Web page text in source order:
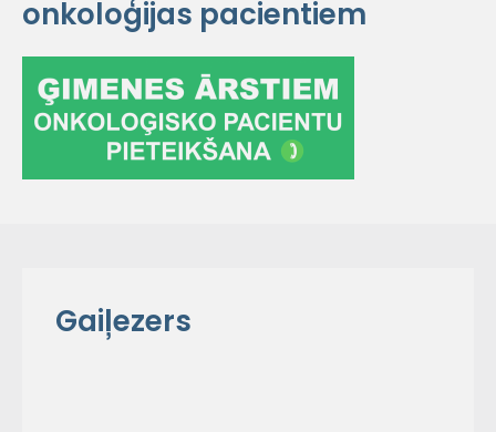
onkoloģijas pacientiem
Gaiļezers